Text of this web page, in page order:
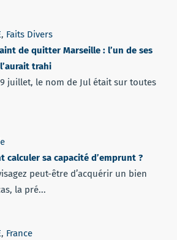
, Faits Divers
de quitter Marseille : l’un de ses
trahi
juillet, le nom de Jul était sur toutes
calculer sa capacité d’emprunt ?
peut-être d’acquérir un bien
la pré...
, France